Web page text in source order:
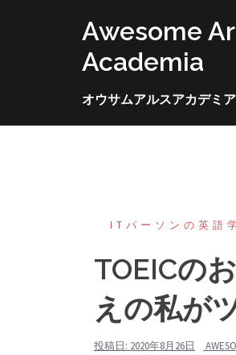
Awesome
Academia
オウサムアルスアカデミア
ITパーソンの英語
TOEICの
えの私が
投稿日: 2020年8月26日